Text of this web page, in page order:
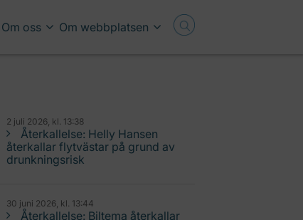
Om oss Om webbplatsen
2 juli 2026, kl. 13:38
Återkallelse: Helly Hansen
återkallar flytvästar på grund av
drunkningsrisk
30 juni 2026, kl. 13:44
Återkallelse: Biltema återkallar